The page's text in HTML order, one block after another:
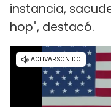
instancia,
hop", destacó.